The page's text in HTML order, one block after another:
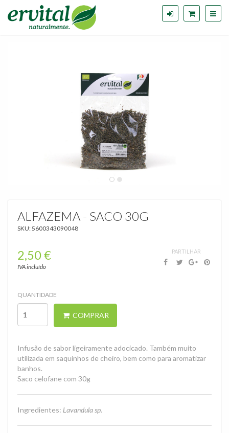
ALFAZEMA - SACO 30G
SKU:5600343090048
Infusões
2,50 €
IVA incluído
PARTILHAR
QUANTIDADE
COMPRAR
Infusão de sabor ligeiramente adocicado. Também muito
utilizada em saquinhos de cheiro, bem como para aromatizar
banhos.
Saco celofane com 30g
Ingredientes: Lavandula sp.